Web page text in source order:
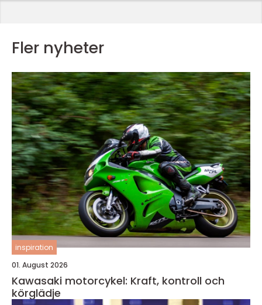
Fler nyheter
inspiration
01. August 2026
Kawasaki motorcykel: Kraft, kontroll och
körglädje